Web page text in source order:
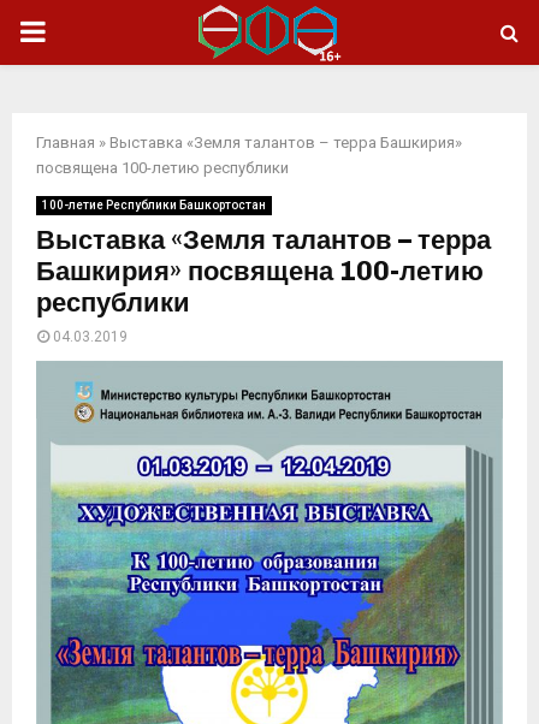
ОСНОВНОЕ
Главная » Выставка «Земля талантов – терра Башкирия»
посвящена 100-летию республики
100-летие Республики Башкортостан
Выставка «Земля талантов – терра
Башкирия» посвящена 100-летию
республики
04.03.2019